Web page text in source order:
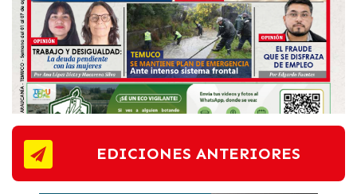
EDICIONES ANTERIORES